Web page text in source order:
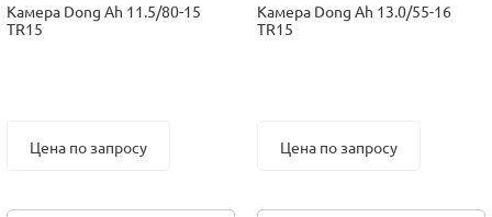
Камера Dong Ah 11.5/80-15
TR15
Цена по запросу
Камера Dong Ah 13.0/55-16
TR15
Цена по запросу